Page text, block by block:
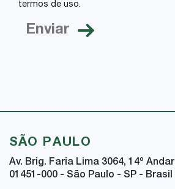
termos de uso.
SÃO PAULO
Av. Brig. Faria Lima 3064, 14º Andar
01451-000 - São Paulo - SP - Brasil